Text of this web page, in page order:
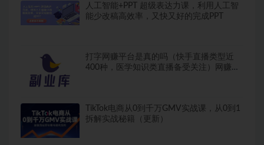
人工智能+PPT 超级表达力课，利用人工智
能少改稿高效率，又快又好的完成PPT
打字网赚平台是真的吗（快手直播类型近
400种，医学知识类直播备受关注）网赚分
TikTok电商从0到千万GMV实战课，从0到1
拆解实战秘籍（更新）